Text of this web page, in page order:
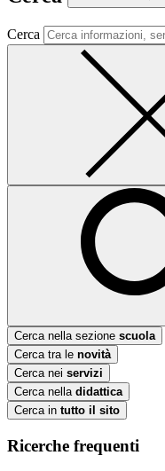
Cerca
Cerca nella sezione scuola
Cerca tra le novità
Cerca nei servizi
Cerca nella didattica
Cerca in tutto il sito
Ricerche frequenti